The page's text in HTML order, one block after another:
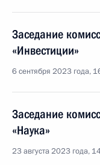
Заседание
«Инвестиции»
6 сентября 2023 года,
Заседание
«Наука»
23 августа 2023 года,